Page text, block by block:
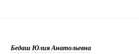
Бедаш Юлия Анатольевна